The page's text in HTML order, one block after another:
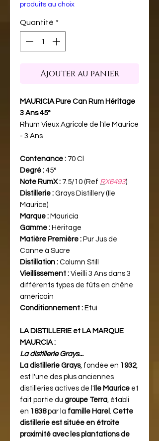
produits au choix
Quantité *
Ajouter au panier
MAURICIA Pure Can Rum Héritage
3 Ans 45°
Rhum Vieux Agricole de l'île Maurice
- 3 Ans
Contenance : 70 Cl
Degré : 45°
Note RumX : 7.5/10 (Ref RX6493)
Distillerie : Grays Distillery (Ile
Maurice)
Marque : Mauricia
Gamme : Héritage
Matière Première : Pur Jus de
Canne à Sucre
Distillation : Column Still
Vieillissement : Vieilli 3 Ans dans 3
différents types de fûts en chêne
américain
Conditionnement : Etui
LA DISTILLERIE et LA MARQUE
MAURCIA :
La distillerie Grays...
La distillerie Grays, fondée en 1932,
est l'une des plus anciennes
distilleries actives de l'île Maurice et
fait partie du groupe Terra , établi
en 1838par la famille Harel Cette
distillerie est située en étroite
proximité avec les plantations de